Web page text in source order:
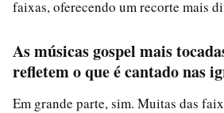
faixas, oferecendo um recorte mais
As músicas gospel mais
refletem o que é cantado nas
Em grande parte, sim. Muitas das